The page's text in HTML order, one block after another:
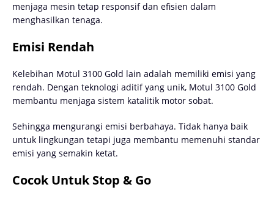
menjaga mesin tetap responsif dan efisien dalam
menghasilkan tenaga.
Emisi Rendah
Kelebihan Motul 3100 Gold lain adalah memiliki emisi yang
rendah. Dengan teknologi aditif yang unik, Motul 3100 Gold
membantu menjaga sistem katalitik motor sobat.
Sehingga mengurangi emisi berbahaya. Tidak hanya baik
untuk lingkungan tetapi juga membantu memenuhi standar
emisi yang semakin ketat.
Cocok Untuk Stop & Go